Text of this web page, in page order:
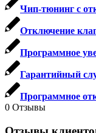
Чип-тюнинг с
Отключение
Программное
Гарантийный
Программное
0 Отзывы